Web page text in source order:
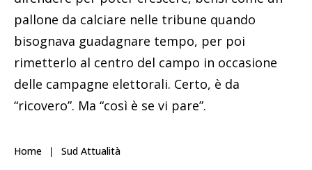
pallone da calciare nelle tribune quando
bisognava guadagnare tempo, per poi
rimetterlo al centro del campo in occasione
delle campagne elettorali. Certo, è da
“ricovero”. Ma “così è se vi pare”.
Home Sud Attualità